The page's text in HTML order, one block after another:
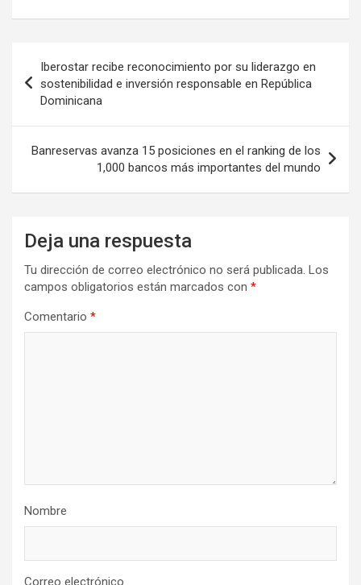
de
entradas
Iberostar recibe reconocimiento por su liderazgo en
sostenibilidad e inversión responsable en República
Dominicana
Banreservas avanza 15 posiciones en el ranking de los
1,000 bancos más importantes del mundo
Deja una respuesta
Tu dirección de correo electrónico no será publicada. Los
campos obligatorios están marcados con *
Comentario *
Nombre
Correo electrónico